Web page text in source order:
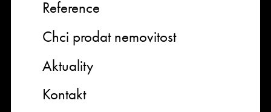
Reference
Chci prodat nemovitost
Aktuality
Kontakt